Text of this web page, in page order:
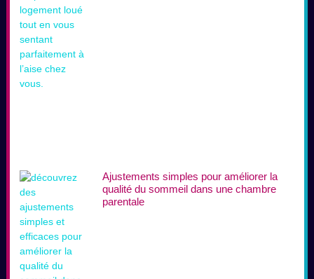
Ajustements simples pour améliorer la
qualité du sommeil dans une chambre
parentale